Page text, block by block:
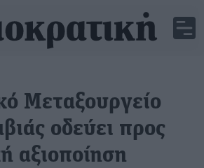
Μεταξουργείο
οδεύει προς
αξιοποίηση